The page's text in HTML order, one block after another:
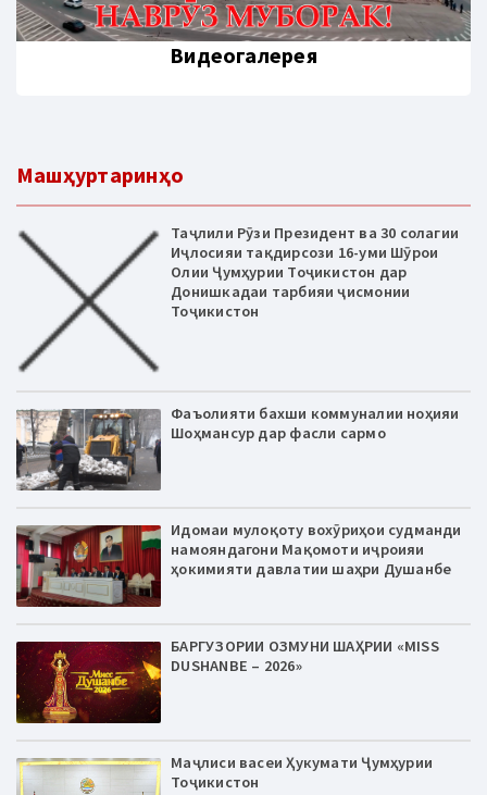
Видеогалерея
Машҳуртаринҳо
Таҷлили Рӯзи Президент ва 30 солагии
Иҷлосияи тақдирсози 16-уми Шӯрои
Олии Ҷумҳурии Тоҷикистон дар
Донишкадаи тарбияи ҷисмонии
Тоҷикистон
Фаъолияти бахши коммуналии ноҳияи
Шоҳмансур дар фасли сармо
Идомаи мулоқоту вохӯриҳои судманди
намояндагони Мақомоти иҷроияи
ҳокимияти давлатии шаҳри Душанбе
БАРГУЗОРИИ ОЗМУНИ ШАҲРИИ «MISS
DUSHANBE – 2026»
Маҷлиси васеи Ҳукумати Ҷумҳурии
Тоҷикистон